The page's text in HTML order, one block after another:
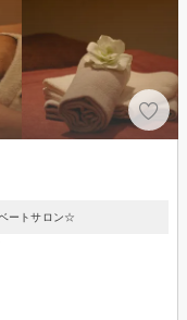
ートサロン☆